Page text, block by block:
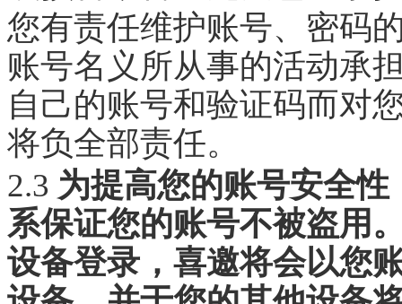
您有责任维护账号、密码
账号名义所从事的活动承
自己的账号和验证码而对
将负全部责任。
2.3 为提高您的账号安全
系保证您的账号不被盗用
设备登录，喜邀将会以您